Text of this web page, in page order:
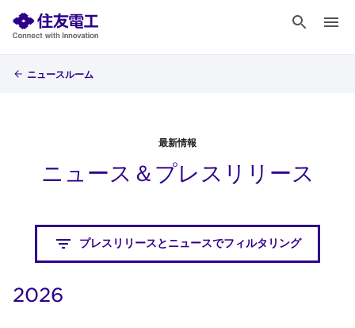
ニュースルーム
最新情報
ニュース＆プレスリリース
プレスリリースとニュースでフィルタリング
2026